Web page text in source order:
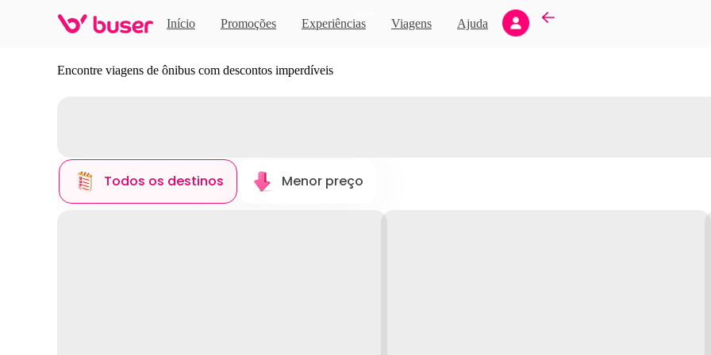
Início Promoções Experiências Viagens Ajuda
Descubra novos destinos
Encontre viagens de ônibus com descontos imperdíveis
Todos os destinos Menor preço